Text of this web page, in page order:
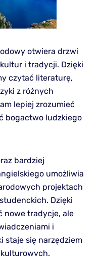
otwiera drzwi
i tradycji. Dzięki
czytać literaturę,
z różnych
lepiej zrozumieć
bogactwo ludzkiego
bardziej
umożliwia
projektach
Dzięki
nowe tradycje, ale
i
staje się narzędziem